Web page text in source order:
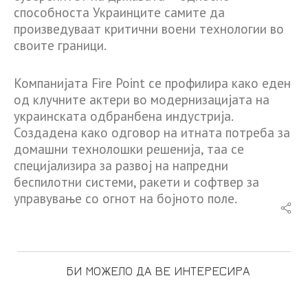
способноста Украинците самите да
произведуваат критични воени технологии во
своите граници.
Компанијата Fire Point се профилира како еден
од клучните актери во модернизацијата на
украинската одбранбена индустрија.
Создадена како одговор на итната потреба за
домашни технолошки решенија, таа се
специјализира за развој на напредни
беспилотни системи, ракети и софтвер за
управување со огнот на бојното поле.
БИ МОЖЕЛО ДА ВЕ ИНТЕРЕСИРА